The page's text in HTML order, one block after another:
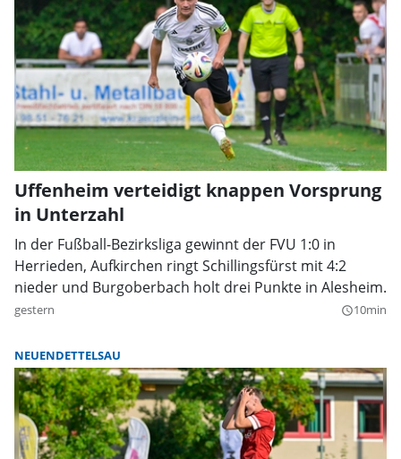
Uffenheim verteidigt knappen Vorsprung
in Unterzahl
In der Fußball-Bezirksliga gewinnt der FVU 1:0 in
Herrieden, Aufkirchen ringt Schillingsfürst mit 4:2
nieder und Burgoberbach holt drei Punkte in Alesheim.
gestern query_builder10min
NEUENDETTELSAU